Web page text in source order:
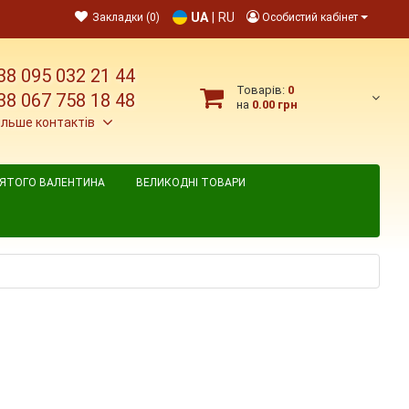
Особистий кабінет
UA RU
Закладки (0)
095 032 21 44
067 758 18 48
контактів
Товарів: 0
на 0.00 грн
ВАЛЕНТИНА ВЕЛИКОДНІ ТОВАРИ